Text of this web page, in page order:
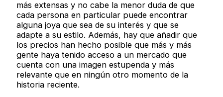
más extensas y no cabe la menor duda de que
cada persona en particular puede encontrar
alguna joya que sea de su interés y que se
adapte a su estilo. Además, hay que añadir que
los precios han hecho posible que más y más
gente haya tenido acceso a un mercado que
cuenta con una imagen estupenda y más
relevante que en ningún otro momento de la
historia reciente.